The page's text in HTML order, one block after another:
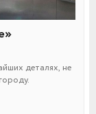
деталях, не